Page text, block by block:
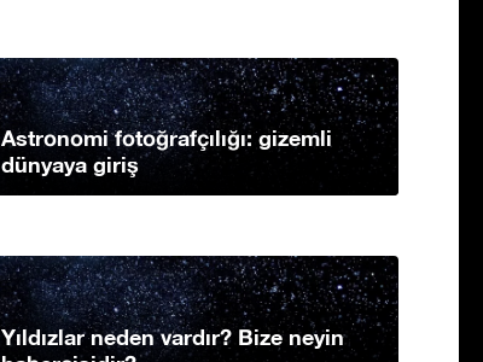
Astronomi fotoğrafçılığı: gizemli
dünyaya giriş
Yıldızlar neden vardır? Bize neyin